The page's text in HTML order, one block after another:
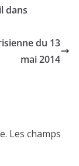
dans
du 13
mai 2014
Les champs